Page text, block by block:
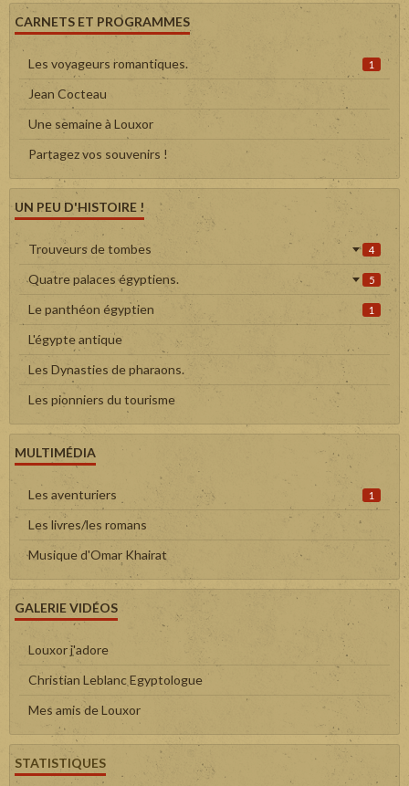
CARNETS ET PROGRAMMES
Les voyageurs romantiques. 1
Jean Cocteau
Une semaine à Louxor
Partagez vos souvenirs !
UN PEU D'HISTOIRE !
Trouveurs de tombes 4
Quatre palaces égyptiens. 5
Le panthéon égyptien 1
L'égypte antique
Les Dynasties de pharaons.
Les pionniers du tourisme
MULTIMÉDIA
Les aventuriers 1
Les livres/les romans
Musique d'Omar Khairat
GALERIE VIDÉOS
Louxor j'adore
Christian Leblanc Egyptologue
Mes amis de Louxor
STATISTIQUES